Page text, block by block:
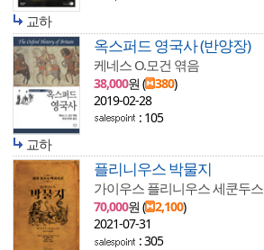
교하
옥스퍼드 영국사 (반양장)
케네스 O.모건 엮음
38,000원 ( 380)
2019-02-28
: 105
교하
플리니우스 박물지
가이우스 플리니우스 세쿤두스
70,000원 ( 2,100)
2021-07-31
: 305